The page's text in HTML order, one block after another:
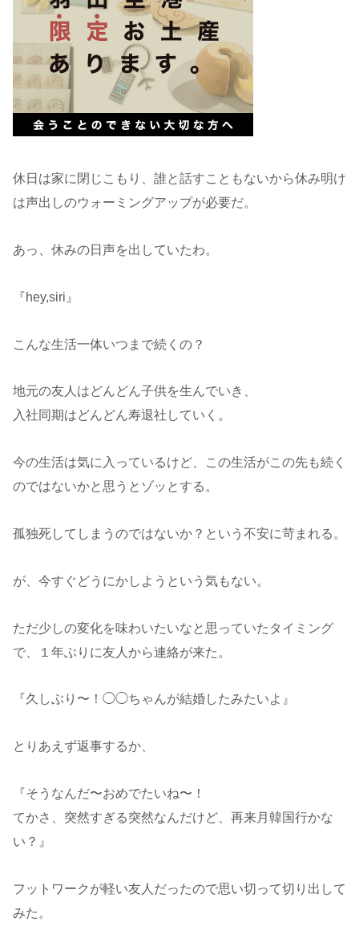
休日は家に閉じこもり、誰と話すこともないから休み明け
は声出しのウォーミングアップが必要だ。
あっ、休みの日声を出していたわ。
『hey,siri』
こんな生活一体いつまで続くの？
地元の友人はどんどん子供を生んでいき、
入社同期はどんどん寿退社していく。
今の生活は気に入っているけど、この生活がこの先も続く
のではないかと思うとゾッとする。
孤独死してしまうのではないか？という不安に苛まれる。
が、今すぐどうにかしようという気もない。
ただ少しの変化を味わいたいなと思っていたタイミング
で、１年ぶりに友人から連絡が来た。
『久しぶり〜！◯◯ちゃんが結婚したみたいよ』
とりあえず返事するか、
『そうなんだ〜おめでたいね〜！
てかさ、突然すぎる突然なんだけど、再来月韓国行かな
い？』
フットワークが軽い友人だったので思い切って切り出して
みた。